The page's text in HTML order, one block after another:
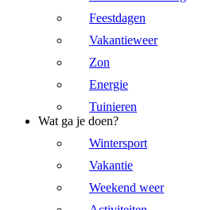
Feestdagen
Vakantieweer
Zon
Energie
Tuinieren
Wat ga je doen?
Wintersport
Vakantie
Weekend weer